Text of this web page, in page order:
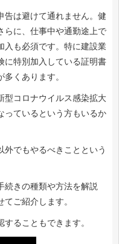
は避けて通れません。健
らに、仕事中や通勤途上で
入も必須です。特に建設業
に特別加入している証明書
くあります。
コロナウイルス感染拡大
っているという方もいるか
でもやるべきことという
きの種類や方法を解説
ご紹介します。
ることもできます。